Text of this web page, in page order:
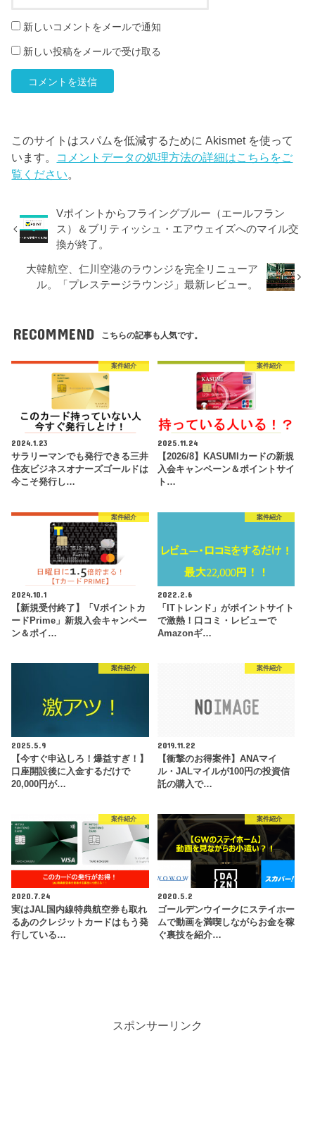
新しいコメントをメールで通知
新しい投稿をメールで受け取る
このサイトはスパムを低減するために Akismet を使って
います。 コメントデータの処理方法の詳細はこちらをご
覧ください。
Vポイントからフライングブルー（エールフラン
ス）＆ブリティッシュ・エアウェイズへのマイル交
換が終了。
大韓航空、仁川空港のラウンジを完全リニューア
ル。「プレステージラウンジ」最新レビュー。
RECOMMEND こちらの記事も人気です。
案件紹介
2024.1.23
サラリーマンでも発行できる三井
住友ビジネスオナーズゴールドは
今こそ発行し…
案件紹介
2025.11.24
【2026/8】KASUMIカードの新規
入会キャンペーン＆ポイントサイ
ト…
案件紹介
2024.10.1
【新規受付終了】「Vポイントカ
ードPrime」新規入会キャンペー
ン＆ポイ…
案件紹介
2022.2.6
「ITトレンド」がポイントサイト
で激熱！口コミ・レビューで
Amazonギ…
案件紹介
2025.5.9
【今すぐ申込しろ！爆益すぎ！】
口座開設後に入金するだけで
20,000円が…
案件紹介
2019.11.22
【衝撃のお得案件】ANAマイ
ル・JALマイルが100円の投資信
託の購入で…
案件紹介
2020.7.24
実はJAL国内線特典航空券も取れ
るあのクレジットカードはもう発
行している…
案件紹介
2020.5.2
ゴールデンウイークにステイホー
ムで動画を満喫しながらお金を稼
ぐ裏技を紹介…
スポンサーリンク